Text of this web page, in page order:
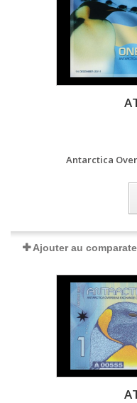
Antarctica
Ajouter au